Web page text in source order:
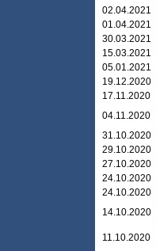
02.04.2021
01.04.2021
30.03.2021
15.03.2021
05.01.2021
19.12.2020
17.11.2020
04.11.2020
31.10.2020
29.10.2020
27.10.2020
24.10.2020
24.10.2020
14.10.2020
11.10.2020